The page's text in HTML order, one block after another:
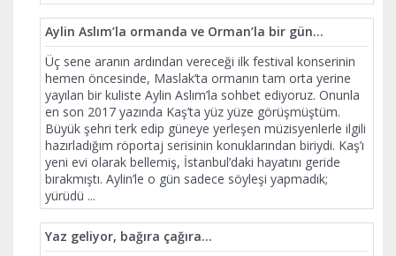
Aylin Aslım’la ormanda ve Orman’la bir gün…
Üç sene aranın ardından vereceği ilk festival konserinin
hemen öncesinde, Maslak’ta ormanın tam orta yerine
yayılan bir kuliste Aylin Aslım’la sohbet ediyoruz. Onunla
en son 2017 yazında Kaş’ta yüz yüze görüşmüştüm.
Büyük şehri terk edip güneye yerleşen müzisyenlerle ilgili
hazırladığım röportaj serisinin konuklarından biriydi. Kaş’ı
yeni evi olarak bellemiş, İstanbul’daki hayatını geride
bırakmıştı. Aylin’le o gün sadece söyleşi yapmadık;
yürüdü ...
Yaz geliyor, bağıra çağıra…